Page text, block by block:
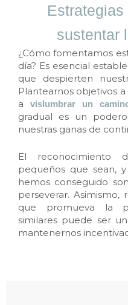
sustentar
¿Cómo fomentamos
día? Es esencial
que despierten
Plantearnos objetivos
a vislumbrar un
gradual es un
nuestras ganas de
El reconocimiento
pequeños que sean,
hemos conseguido
perseverar.
que promueva la
similares puede ser
mantenernos